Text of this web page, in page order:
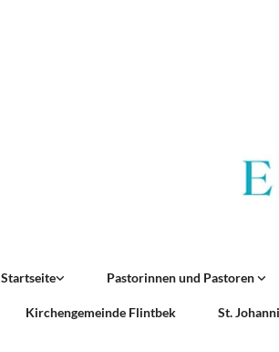
Startseite Pastorinnen und Pastoren
Kirchengemeinde Flintbek St.